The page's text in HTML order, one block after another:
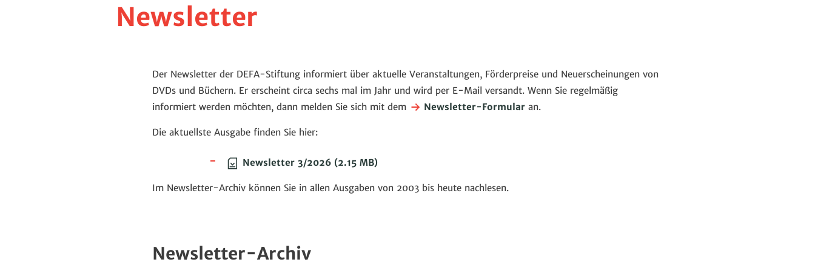
Newsletter
Der Newsletter der DEFA-Stiftung informiert über aktuelle Veranstaltungen, Förderpreise und Neuerscheinungen von
DVDs und Büchern. Er erscheint circa sechs mal im Jahr und wird per E-Mail versandt. Wenn Sie regelmäßig
informiert werden möchten, dann melden Sie sich mit dem
Newsletter-Formular an.
Die aktuellste Ausgabe finden Sie hier:
Newsletter 3/2026 (2.15 MB)
Im Newsletter-Archiv können Sie in allen Ausgaben von 2003 bis heute nachlesen.
Newsletter-Archiv